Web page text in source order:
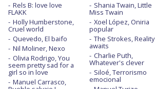
Rels B: love love
FLAKK
Holly Humberstone,
Cruel world
Quevedo, El baifo
Nil Moliner, Nexo
Olivia Rodrigo, You
seem pretty sad for a
girl so in love
Manuel Carrasco,
Shania Twain, Little
Miss Twain
Xoel López, Oniria
popular
The Strokes, Reality
awaits
Charlie Puth,
Whatever's clever
Siloé, Terrorismo
emocional